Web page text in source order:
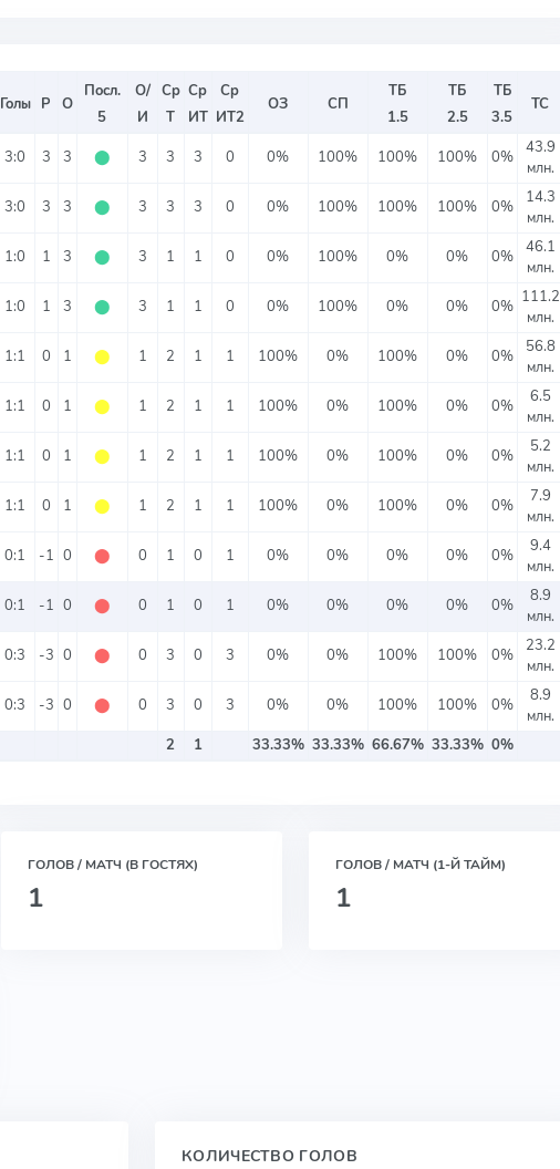
Голы Р О
Посл.
5
О/
И
Ср
Т
Ср
ИТ
Ср
ИТ2
ОЗ СП
ТБ
1.5
ТБ
2.5
ТБ
3.5
ТС
3:0 3 3 ⬤ 3 3 3 0 0% 100% 100% 100% 0%
43.9
млн.
3:0 3 3 ⬤ 3 3 3 0 0% 100% 100% 100% 0%
14.3
млн.
1:0 1 3 ⬤ 3 1 1 0 0% 100% 0% 0% 0%
46.1
млн.
1:0 1 3 ⬤ 3 1 1 0 0% 100% 0% 0% 0% 111.2
млн.
1:1 0 1 ⬤ 1 2 1 1 100% 0% 100% 0% 0%
56.8
млн.
1:1 0 1 ⬤ 1 2 1 1 100% 0% 100% 0% 0%
6.5
млн.
1:1 0 1 ⬤ 1 2 1 1 100% 0% 100% 0% 0%
5.2
млн.
1:1 0 1 ⬤ 1 2 1 1 100% 0% 100% 0% 0%
7.9
млн.
0:1 -1 0 ⬤ 0 1 0 1 0% 0% 0% 0% 0%
9.4
млн.
0:1 -1 0 ⬤ 0 1 0 1 0% 0% 0% 0% 0%
8.9
млн.
0:3 -3 0 ⬤ 0 3 0 3 0% 0% 100% 100% 0%
23.2
млн.
0:3 -3 0 ⬤ 0 3 0 3 0% 0% 100% 100% 0%
8.9
млн.
2 1 33.33% 33.33% 66.67% 33.33% 0%
ГОЛОВ / МАТЧ (В ГОСТЯХ)
1
ГОЛОВ / МАТЧ (1-Й ТАЙМ)
1
КОЛИЧЕСТВО ГОЛОВ